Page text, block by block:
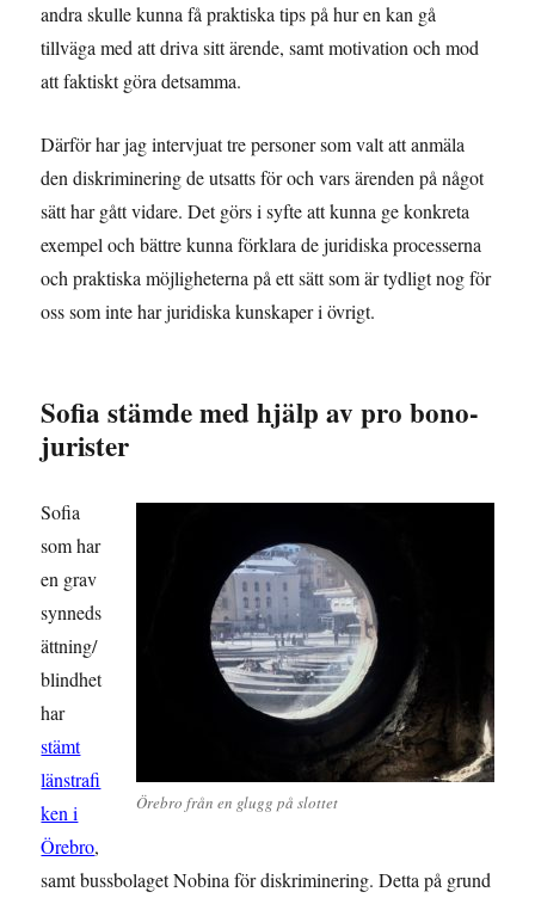
andra skulle kunna få praktiska tips på hur en kan gå
tillväga med att driva sitt ärende, samt motivation och mod
att faktiskt göra detsamma.
Därför har jag intervjuat tre personer som valt att anmäla
den diskriminering de utsatts för och vars ärenden på något
sätt har gått vidare. Det görs i syfte att kunna ge konkreta
exempel och bättre kunna förklara de juridiska processerna
och praktiska möjligheterna på ett sätt som är tydligt nog för
oss som inte har juridiska kunskaper i övrigt.
Sofia stämde med hjälp av pro bono-
jurister
Örebro från en glugg på slottet
Sofia
som har
en grav
synneds
ättning/
blindhet
har
stämt
länstrafi
ken i
Örebro,
samt bussbolaget Nobina för diskriminering. Detta på grund